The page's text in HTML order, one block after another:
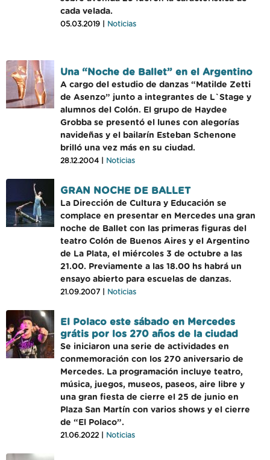
cada velada.
05.03.2019 | Noticias
Una “Noche de Ballet” en el Argentino
A cargo del estudio de danzas “Matilde Zetti
de Asenzo” junto a integrantes de L`Stage y
alumnos del Colón. El grupo de Haydee
Grobba se presentó el lunes con alegorías
navideñas y el bailarín Esteban Schenone
brilló una vez más en su ciudad.
28.12.2004 | Noticias
GRAN NOCHE DE BALLET
La Dirección de Cultura y Educación se
complace en presentar en Mercedes una gran
noche de Ballet con las primeras figuras del
teatro Colón de Buenos Aires y el Argentino
de La Plata, el miércoles 3 de octubre a las
21.00. Previamente a las 18.00 hs habrá un
ensayo abierto para escuelas de danzas.
21.09.2007 | Noticias
El Polaco este sábado en Mercedes
grátis por los 270 años de la ciudad
Se iniciaron una serie de actividades en
conmemoración con los 270 aniversario de
Mercedes. La programación incluye teatro,
música, juegos, museos, paseos, aire libre y
una gran fiesta de cierre el 25 de junio en
Plaza San Martín con varios shows y el cierre
de “El Polaco”.
21.06.2022 | Noticias